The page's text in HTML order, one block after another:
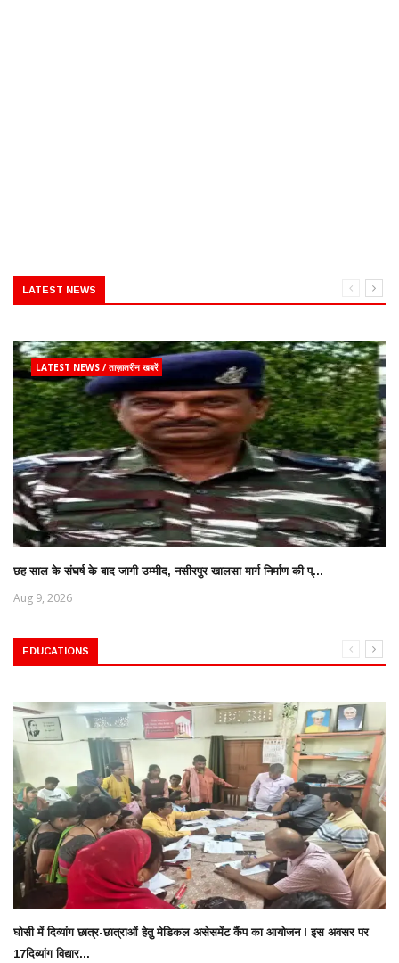
LATEST NEWS
LATEST NEWS / ताज़ातरीन खबरें
छह साल के संघर्ष के बाद जागी उम्मीद, नसीरपुर खालसा मार्ग निर्माण की प्...
Aug 9, 2026
EDUCATIONS
घोसी में दिव्यांग छात्र-छात्राओं हेतु मेडिकल असेसमेंट कैंप का आयोजन l इस अवसर पर
17दिव्यांग विद्यार...